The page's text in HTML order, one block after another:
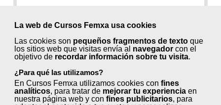
La web de Cursos Femxa usa cookies
Las cookies son pequeños fragmentos de textoque
los sitios web que visitas envía al navegadorcon el
objetivo de recordar información sobre tu visita.
¿Para qué las utilizamos?
En Cursos Femxa utilizamos cookies con fines
analíticos, para tratar de mejorar tu experienciaen
nuestra página web y con fines publicitarios, para
procesos (30 horas)
Fidelización y retención de clientes (24
horas)
Gestión de comunidades virtuales (100
horas)